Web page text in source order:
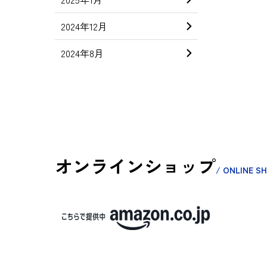
2024年12月
2024年8月
オンラインショップ/ ONLINE